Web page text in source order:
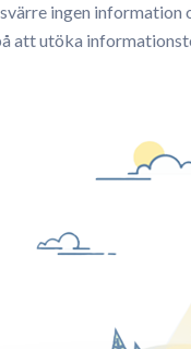
ingen information
att utöka